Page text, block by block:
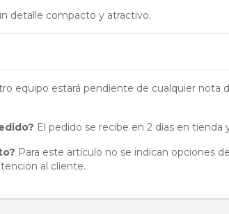
detalle compacto y atractivo.
equipo estará pendiente de cualquier nota
El pedido se recibe en 2 días en tienda
Para este artículo no se indican opciones
al cliente.